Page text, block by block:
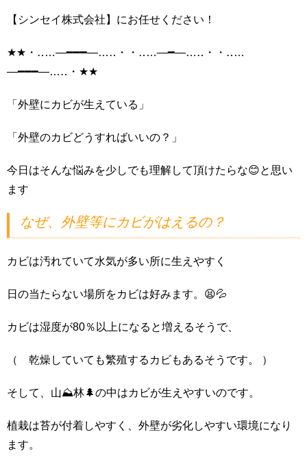
【シンセイ株式会社】にお任せください！
★★・‥…―━━━―…‥・・‥…―━―…‥・・‥…
―━━━―…‥・★★
「外壁にカビが生えている」
「外壁のカビどうすればいいの？」
今日はそんな悩みを少しでも理解して頂けたらな😊と思い
ます
なぜ、外壁等にカビがはえるの？
カビは汚れていて水気が多い所に生えやすく
日の当たらない場所をカビは好みます。😫💦
カビは湿度が80％以上になると増えるそうで、
（ 乾燥していても繁殖するカビもあるそうです。 ）
そして、山⛰林🌲の中はカビが生えやすいのです。
植栽は苔が付着しやすく、外壁が劣化しやすい環境になり
ます。